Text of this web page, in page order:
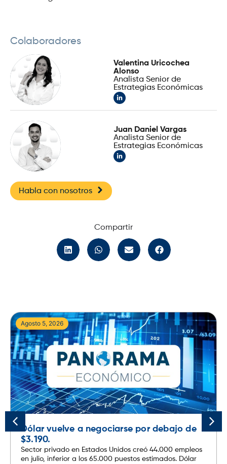
Colaboradores
Valentina Uricochea
Alonso
Analista Senior de
Estrategias Económicas
Juan Daniel Vargas
Analista Senior de
Estrategias Económicas
Habla con nosotros
Compartir
Agosto 5, 2026
Dólar vuelve a negociarse por debajo de
$3.190.
Sector privado en Estados Unidos creó 44.000 empleos
en julio, inferior a los 65.000 puestos estimados. Dólar